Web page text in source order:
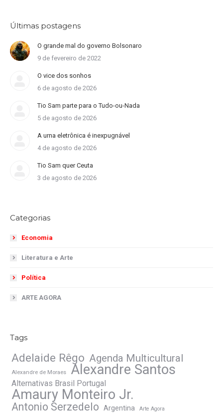
Últimas postagens
O grande mal do governo Bolsonaro
9 de fevereiro de 2022
O vice dos sonhos
6 de agosto de 2026
Tio Sam parte para o Tudo-ou-Nada
5 de agosto de 2026
A urna eletrônica é inexpugnável
4 de agosto de 2026
Tio Sam quer Ceuta
3 de agosto de 2026
Categorias
Economia
Literatura e Arte
Política
ARTE AGORA
Tags
Adelaide Rêgo Agenda Multicultural
Alexandre de Moraes Alexandre Santos
Alternativas Brasil Portugal
Amaury Monteiro Jr.
Antonio Serzedelo Argentina Arte Agora